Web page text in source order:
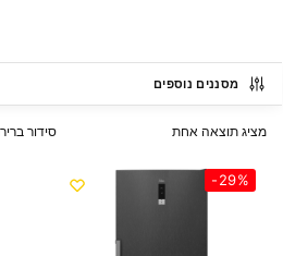
מסננים נוספים
מציג תוצאה אחת
-29%